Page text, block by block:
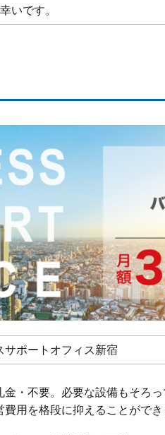
いです。
サポートオフィス新宿
金・不要。必要な設備もそろ
費用を格段に抑えることができ